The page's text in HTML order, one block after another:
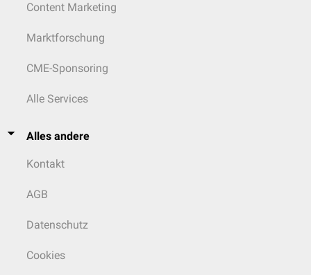
Content Marketing
Marktforschung
CME-Sponsoring
Alle Services
Alles andere
Kontakt
AGB
Datenschutz
Cookies